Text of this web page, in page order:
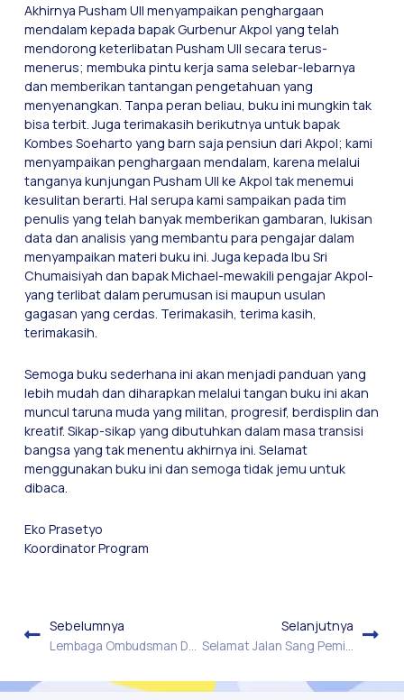
Akhirnya Pusham UII menyampaikan penghargaan
mendalam kepada bapak Gurbenur Akpol yang telah
mendorong keterlibatan Pusham UII secara terus-
menerus; membuka pintu kerja sama selebar-lebarnya
dan memberikan tantangan pengetahuan yang
menyenangkan. Tanpa peran beliau, buku ini mungkin tak
bisa terbit. Juga terimakasih berikutnya untuk bapak
Kombes Soeharto yang barn saja pensiun dari Akpol; kami
menyampaikan penghargaan mendalam, karena melalui
tanganya kunjungan Pusham UII ke Akpol tak menemui
kesulitan berarti. Hal serupa kami sampaikan pada tim
penulis yang telah banyak memberikan gambaran, lukisan
data dan analisis yang membantu para pengajar dalam
menyampaikan materi buku ini. Juga kepada Ibu Sri
Chumaisiyah dan bapak Michael-mewakili pengajar Akpol-
yang terlibat dalam perumusan isi maupun usulan
gagasan yang cerdas. Terimakasih, terima kasih,
terimakasih.
Semoga buku sederhana ini akan menjadi panduan yang
lebih mudah dan diharapkan melalui tangan buku ini akan
muncul taruna muda yang militan, progresif, berdisplin dan
kreatif. Sikap-sikap yang dibutuhkan dalam masa transisi
bangsa yang tak menentu akhirnya ini. Selamat
menggunakan buku ini dan semoga tidak jemu untuk
dibaca.
Eko Prasetyo
Koordinator Program
Sebelumnya
Lembaga Ombudsman Daerah . Prakarsa Kemitraan Atasi Poor Public Governance di Daerah Istimewah Yogyakarta
Selanjutnya
Selamat Jalan Sang Pemimpin